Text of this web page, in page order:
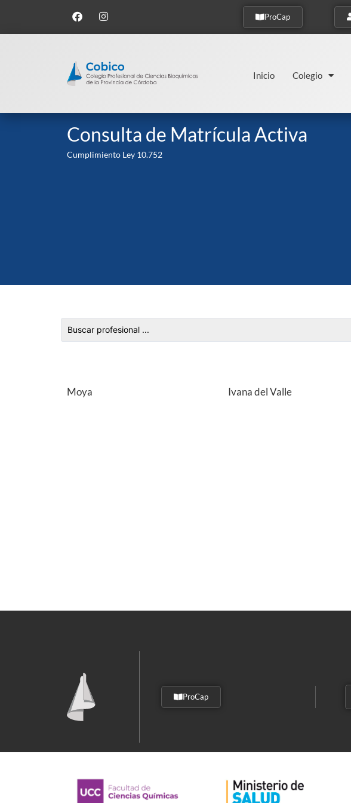
ProCap
Inicio Colegio
Consulta de Matrícula Activa
Cumplimiento Ley 10.752
Moya Ivana del Valle
ProCap